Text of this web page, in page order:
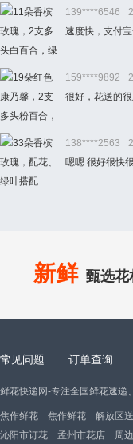
139****6546
速度快，支付
159****9892
很好，花送的
138****2563
嗯嗯 很好很快
新鲜 甄选花
常见问题 订单查询
鲜花快递网-专注全国鲜花速递
焦作鲜花 焦作鲜花 解放区
沁阳市订花
孟州市花店 周